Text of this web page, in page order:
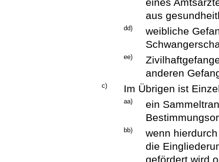
eines
aus
dd)
weibliche
ee)
anderen
c) Im Übrigen ist
aa)
ein
bb)
wenn
die
gefördert wird